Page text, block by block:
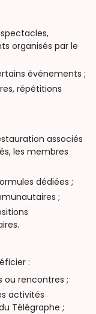
organisés par le
événements ;
répétitions
associés
les membres
dédiées ;
;
:
ou rencontres ;
activités
Télégraphe ;